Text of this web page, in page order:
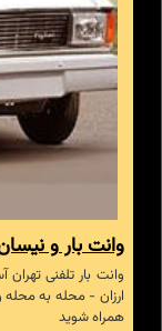
وانت بار و
وانت بار تلفنی
ارزان - محله به محله
همراه شوید